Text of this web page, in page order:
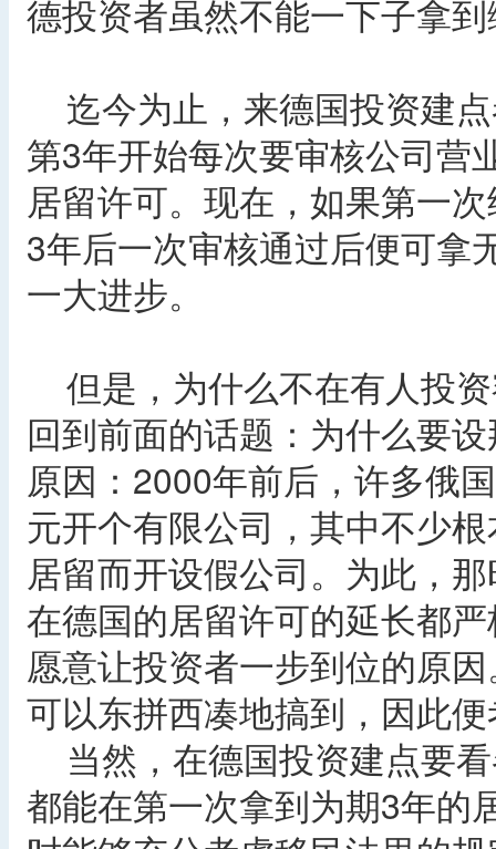
德投资者虽然不能一下子拿
迄今为止，来德国投资建
第3年开始每次要审核公司营
居留许可。现在，如果第一
3年后一次审核通过后便可拿
一大进步。
但是，为什么不在有人投
回到前面的话题：为什么要
原因：2000年前后，许多俄
元开个有限公司，其中不少
居留而开设假公司。为此，
在德国的居留许可的延长都
愿意让投资者一步到位的原
可以东拼西凑地搞到，因此
当然，在德国投资建点要
都能在第一次拿到为期3年的